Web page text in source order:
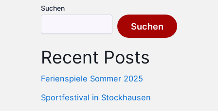
Suchen
Suchen
Recent Posts
Ferienspiele Sommer 2025
Sportfestival in Stockhausen